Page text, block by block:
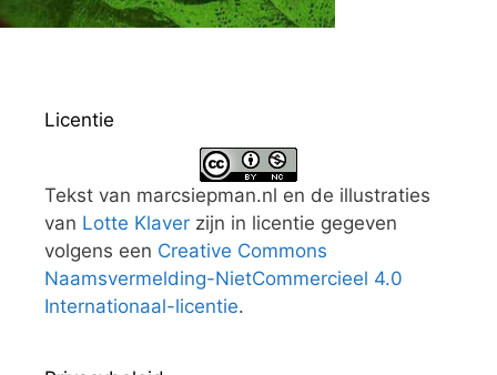
Licentie
Tekst van marcsiepman.nl en de illustraties
van Lotte Klaver zijn in licentie gegeven
volgens een Creative Commons
Naamsvermelding-NietCommercieel 4.0
Internationaal-licentie.